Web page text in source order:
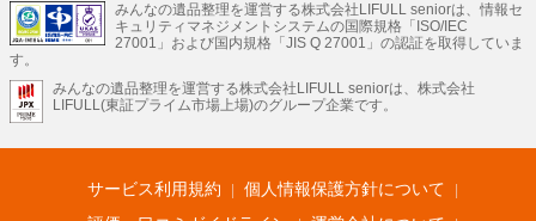
不動産・住宅
引越し 老人ホーム 地方創生 ママの就労支援
不動産クラウドファンディング 遺品整理 老後の暮らし情報
LIFULL HOME'Sのサービス
不動産・住宅
不動産査定 マンション専門売却査定 不動産投資 アドバイザー
不動産アーカイブ
空き家バンク 家賃相場 不動産会社
まちむすび
不動産用語集 住まいのお役立ち情報
LIFULL HOME'S PRESS
アプリ 不動産データ 不動産転職
みんなの遺品整理を運営する株式会社LIFULL seniorは、情報セ
キュリティマネジメントシステムの国際規格「ISO/IEC
27001」および国内規格「JIS Q 27001」の認証を取得していま
す。
みんなの遺品整理を運営する株式会社LIFULL seniorは、株式会社
LIFULL(東証プライム市場上場)のグループ企業です。
サービス利用規約
個人情報保護方針について